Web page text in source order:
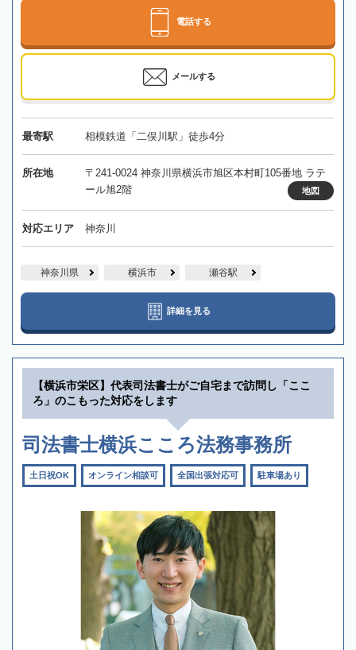
電話する
メールする
最寄駅 相模鉄道「二俣川駅」徒歩4分
所在地
〒241-0024 神奈川県横浜市旭区本村町105番地 ラテ
ール旭2階
地図
対応エリア 神奈川
神奈川県 横浜市 瀬谷駅
詳細を見る
【横浜市栄区】代表司法書士がご自宅まで訪問し「ここ
ろ」のこもった対応をします
司法書士横浜こころ法務事務所
土日祝OK オンライン相談可 全国出張対応可 駐車場あり